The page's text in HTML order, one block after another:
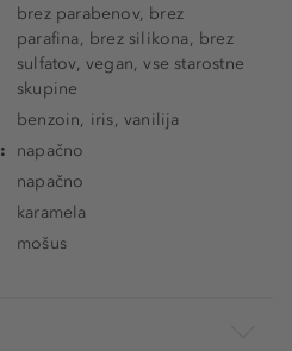
brez parabenov, brez
parafina, brez silikona, brez
sulfatov, vegan, vse starostne
skupine
benzoin, iris, vanilija
napačno
napačno
karamela
mošus